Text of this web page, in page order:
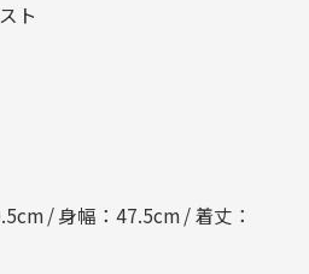
ト
/ 身幅：47.5cm / 着丈：